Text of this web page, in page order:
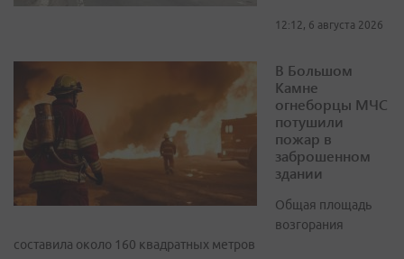
12:12, 6 августа 2026
В Большом
Камне
огнеборцы МЧС
потушили
пожар в
заброшенном
здании
Общая площадь
возгорания
составила около 160 квадратных метров